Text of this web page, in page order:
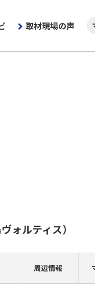
取材現場の声
ヴォルティス）
周辺情報